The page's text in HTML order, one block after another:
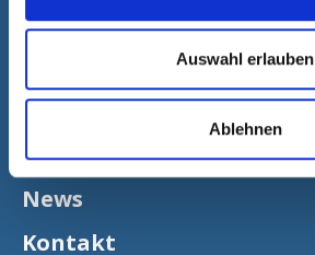
Auswahl erlauben
Ablehnen
Audiometer
Verbrauchsmaterial
Service
News
Kontakt